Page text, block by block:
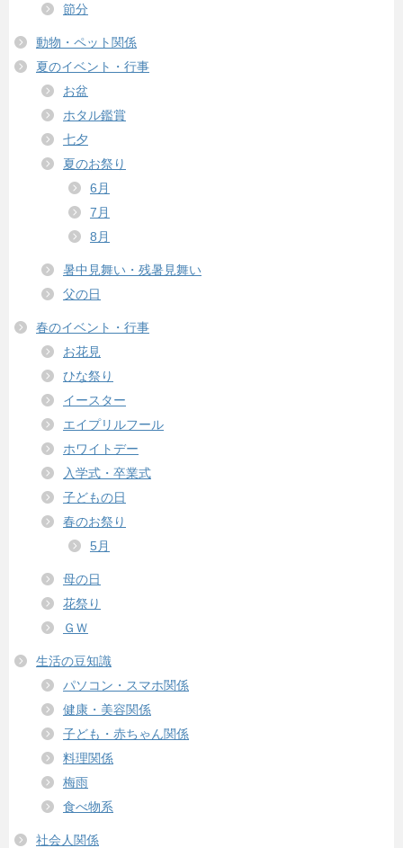
節分
動物・ペット関係
夏のイベント・行事
お盆
ホタル鑑賞
七夕
夏のお祭り
6月
7月
8月
暑中見舞い・残暑見舞い
父の日
春のイベント・行事
お花見
ひな祭り
イースター
エイプリルフール
ホワイトデー
入学式・卒業式
子どもの日
春のお祭り
5月
母の日
花祭り
ＧＷ
生活の豆知識
パソコン・スマホ関係
健康・美容関係
子ども・赤ちゃん関係
料理関係
梅雨
食べ物系
社会人関係